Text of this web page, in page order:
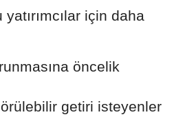
için daha
öncelik
getiri isteyenler